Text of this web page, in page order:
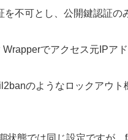
を不可とし、公開鍵認証の
でアクセス元IPア
のようなロックアウト